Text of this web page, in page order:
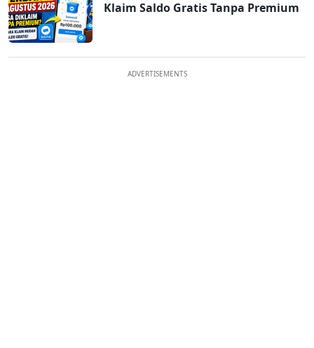
Klaim Saldo Gratis Tanpa Premium
ADVERTISEMENTS